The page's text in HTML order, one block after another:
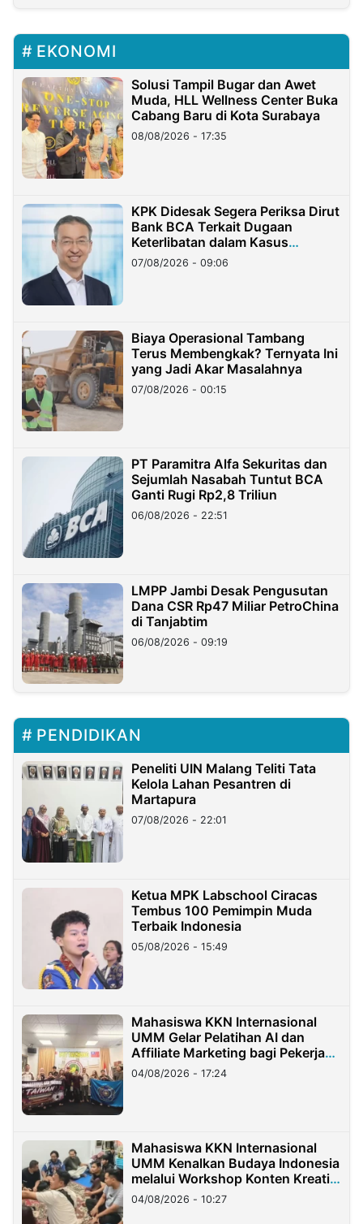
EKONOMI
Solusi Tampil Bugar dan Awet
Muda, HLL Wellness Center Buka
Cabang Baru di Kota Surabaya
08/08/2026 - 17:35
KPK Didesak Segera Periksa Dirut
Bank BCA Terkait Dugaan
Keterlibatan dalam Kasus
Hilangnya Dana Nasabah Rp2,58
Miliar
07/08/2026 - 09:06
Biaya Operasional Tambang
Terus Membengkak? Ternyata Ini
yang Jadi Akar Masalahnya
07/08/2026 - 00:15
PT Paramitra Alfa Sekuritas dan
Sejumlah Nasabah Tuntut BCA
Ganti Rugi Rp2,8 Triliun
06/08/2026 - 22:51
LMPP Jambi Desak Pengusutan
Dana CSR Rp47 Miliar PetroChina
di Tanjabtim
06/08/2026 - 09:19
PENDIDIKAN
Peneliti UIN Malang Teliti Tata
Kelola Lahan Pesantren di
Martapura
07/08/2026 - 22:01
Ketua MPK Labschool Ciracas
Tembus 100 Pemimpin Muda
Terbaik Indonesia
05/08/2026 - 15:49
Mahasiswa KKN Internasional
UMM Gelar Pelatihan AI dan
Affiliate Marketing bagi Pekerja
Migran Indonesia di Taiwan
04/08/2026 - 17:24
Mahasiswa KKN Internasional
UMM Kenalkan Budaya Indonesia
melalui Workshop Konten Kreatif
di Taiwan
04/08/2026 - 10:27